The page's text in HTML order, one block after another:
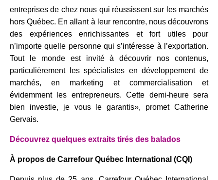
entreprises de chez nous qui réussissent sur les marchés
hors Québec. En allant à leur rencontre, nous découvrons
des expériences enrichissantes et fort utiles pour
n’importe quelle personne qui s’intéresse à l’exportation.
Tout le monde est invité à découvrir nos contenus,
particulièrement les spécialistes en développement de
marchés, en marketing et commercialisation et
évidemment les entrepreneurs. Cette demi-heure sera
bien investie, je vous le garantis», promet Catherine
Gervais.
Découvrez quelques extraits tirés des balados
À propos de Carrefour Québec International (CQI)